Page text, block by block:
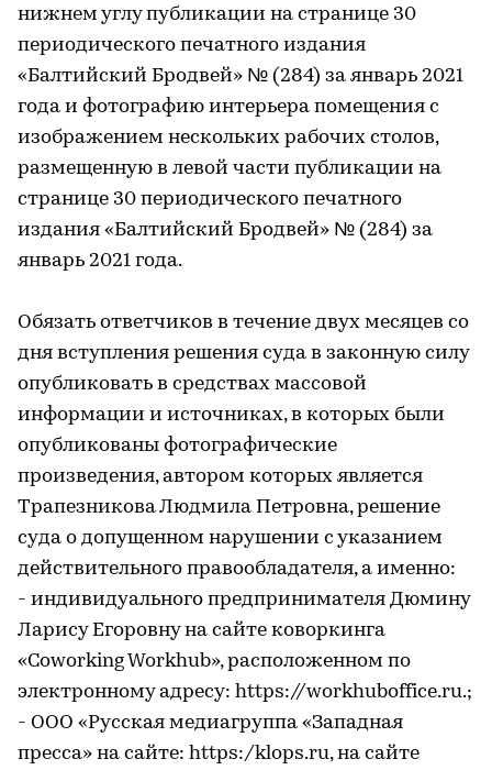
нижнем углу публикации на странице 30
периодического печатного издания
«Балтийский Бродвей» № (284) за январь 2021
года и фотографию интерьера помещения с
изображением нескольких рабочих столов,
размещенную в левой части публикации на
странице 30 периодического печатного
издания «Балтийский Бродвей» № (284) за
январь 2021 года.
Обязать ответчиков в течение двух месяцев со
дня вступления решения суда в законную силу
опубликовать в средствах массовой
информации и источниках, в которых были
опубликованы фотографические
произведения, автором которых является
Трапезникова Людмила Петровна, решение
суда о допущенном нарушении с указанием
действительного правообладателя, а именно:
- индивидуального предпринимателя Дюмину
Ларису Егоровну на сайте коворкинга
«Coworking Workhub», расположенном по
электронному адресу: https://workhuboffice.ru.;
- ООО «Русская медиагруппа «Западная
пресса» на сайте: https:/klops.ru, на сайте